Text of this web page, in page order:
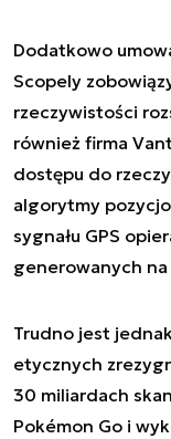
Dodatkowo
Scopely
rzeczywistości
również firma
dostępu do
algorytmy
sygnału GPS
generowanych
Trudno jest
etycznych
30 miliardach
Pokémon Go i